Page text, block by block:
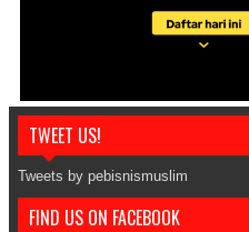
TWEET US!
Tweets by pebisnismuslim
FIND US ON FACEBOOK